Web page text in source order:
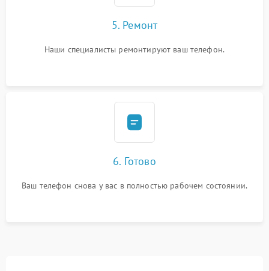
5. Ремонт
Наши специалисты ремонтируют ваш телефон.
6. Готово
Ваш телефон снова у вас в полностью рабочем состоянии.